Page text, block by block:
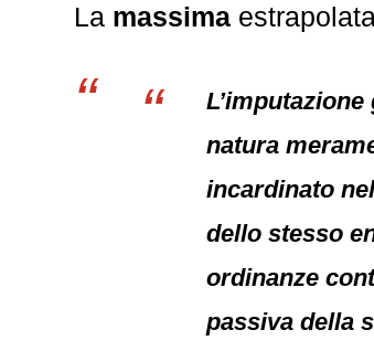
La massima
natura
incardinato
dello stesso
ordinanze
passiva della